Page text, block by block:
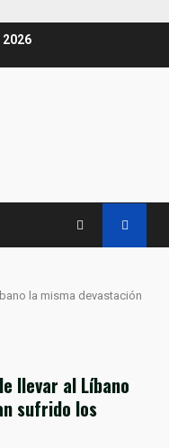
la misma devastación
llevar al Líbano
sufrido los